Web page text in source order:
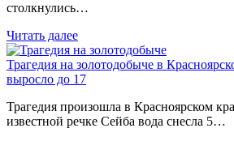
столкнулись…
Читать далее
Трагедия на золотодобыче в
выросло до 17
Трагедия произошла в Красноярском
известной речке Сейба вода снесла 5…